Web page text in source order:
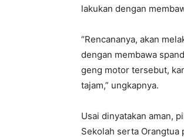
lakukan dengan
“Rencananya, akan
dengan membawa
geng motor tersebut,
tajam,” ungkapnya.
Usai dinyatakan aman,
Sekolah serta Orangtua